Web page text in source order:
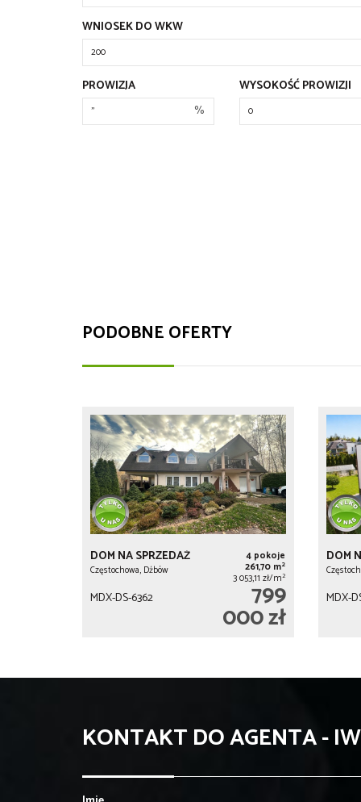
WNIOSEK DO WKW
PROWIZJA
%
WYSOKOŚĆ PROWIZJI
PODOBNE OFERTY
DOM NA SPRZEDAŻ
Częstochowa, Dźbów
4 pokoje
261,70 m2
3 053,11 zł/m2
MDX-DS-6362 799
000 zł
DOM
MDX-
KONTAKT DO AGENTA -